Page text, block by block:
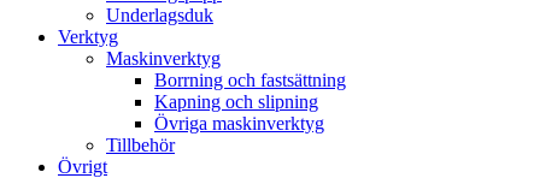
Underlagsduk
Verktyg
Maskinverktyg
Borrning och fastsättning
Kapning och slipning
Övriga maskinverktyg
Tillbehör
Övrigt